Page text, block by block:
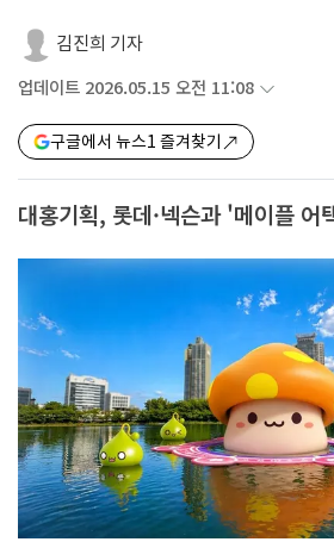
김진희 기자
업데이트 2026.05.15 오전 11:08
구글에서 뉴스1 즐겨찾기
대홍기획, 롯데·넥슨과 '메이플 어